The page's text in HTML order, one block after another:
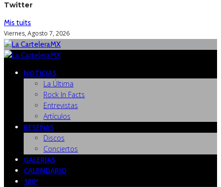
Twitter
Mis tuits
Viernes, Agosto 7, 2026
NOTICIAS
La Última
Rock In Facts
Entrevistas
Artículos
RESEÑAS
Discos
Conciertos
GALERÍAS
CALENDARIO
180º